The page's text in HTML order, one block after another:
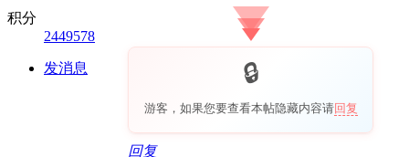
积分
2449578
发消息
游客，如果您要查看本帖隐藏内容请回复
回复